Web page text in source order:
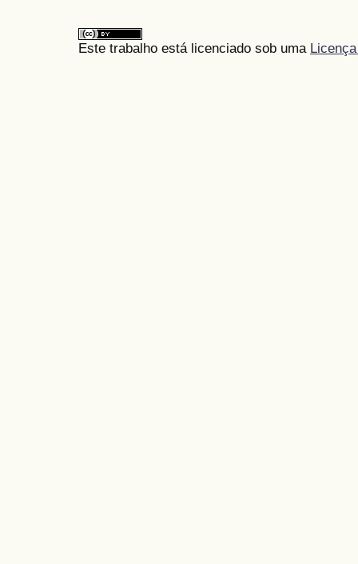
Este trabalho está licenciado sob uma